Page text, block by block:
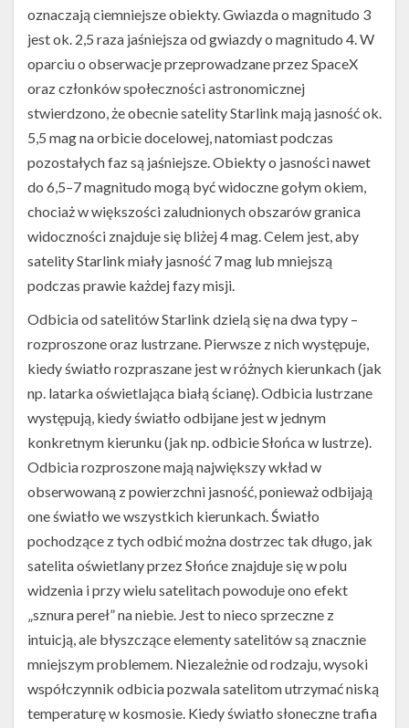
oznaczają ciemniejsze obiekty. Gwiazda o magnitudo 3
jest ok. 2,5 raza jaśniejsza od gwiazdy o magnitudo 4. W
oparciu o obserwacje przeprowadzane przez SpaceX
oraz członków społeczności astronomicznej
stwierdzono, że obecnie satelity Starlink mają jasność ok.
5,5 mag na orbicie docelowej, natomiast podczas
pozostałych faz są jaśniejsze. Obiekty o jasności nawet
do 6,5–7 magnitudo mogą być widoczne gołym okiem,
chociaż w większości zaludnionych obszarów granica
widoczności znajduje się bliżej 4 mag. Celem jest, aby
satelity Starlink miały jasność 7 mag lub mniejszą
podczas prawie każdej fazy misji.
Odbicia od satelitów Starlink dzielą się na dwa typy –
rozproszone oraz lustrzane. Pierwsze z nich występuje,
kiedy światło rozpraszane jest w różnych kierunkach (jak
np. latarka oświetlająca białą ścianę). Odbicia lustrzane
występują, kiedy światło odbijane jest w jednym
konkretnym kierunku (jak np. odbicie Słońca w lustrze).
Odbicia rozproszone mają największy wkład w
obserwowaną z powierzchni jasność, ponieważ odbijają
one światło we wszystkich kierunkach. Światło
pochodzące z tych odbić można dostrzec tak długo, jak
satelita oświetlany przez Słońce znajduje się w polu
widzenia i przy wielu satelitach powoduje ono efekt
„sznura pereł” na niebie. Jest to nieco sprzeczne z
intuicją, ale błyszczące elementy satelitów są znacznie
mniejszym problemem. Niezależnie od rodzaju, wysoki
współczynnik odbicia pozwala satelitom utrzymać niską
temperaturę w kosmosie. Kiedy światło słoneczne trafia